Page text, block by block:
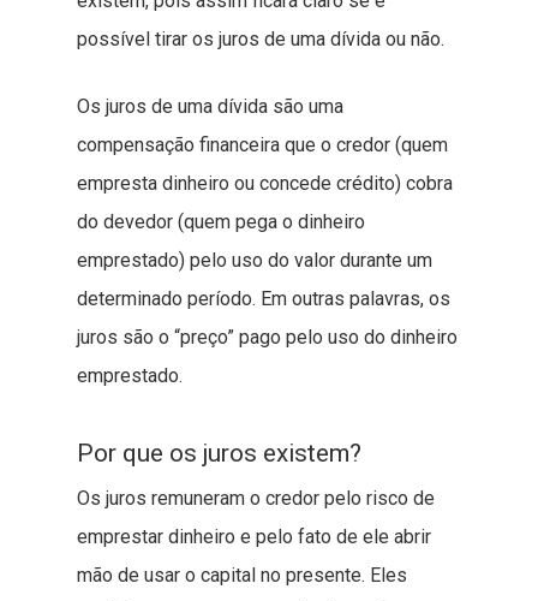
possível tirar os juros de uma dívida ou não.
Os juros de uma dívida são uma
compensação financeira que o credor (quem
empresta dinheiro ou concede crédito) cobra
do devedor (quem pega o dinheiro
emprestado) pelo uso do valor durante um
determinado período. Em outras palavras, os
juros são o “preço” pago pelo uso do dinheiro
emprestado.
Por que os juros existem?
Os juros remuneram o credor pelo risco de
emprestar dinheiro e pelo fato de ele abrir
mão de usar o capital no presente. Eles